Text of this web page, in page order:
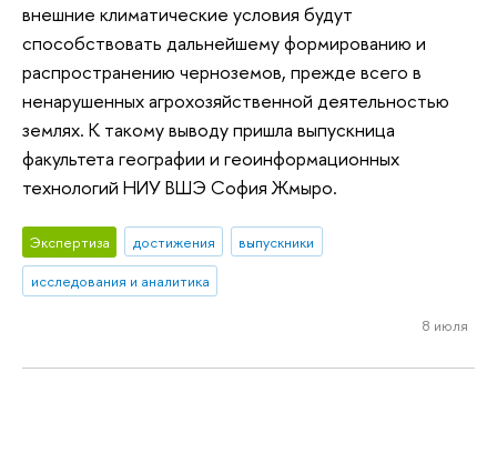
внешние климатические условия будут
способствовать дальнейшему формированию и
распространению черноземов, прежде всего в
ненарушенных агрохозяйственной деятельностью
землях. К такому выводу пришла выпускница
факультета географии и геоинформационных
технологий НИУ ВШЭ София Жмыро.
Экспертиза достижения
выпускники
исследования и аналитика
8 июля